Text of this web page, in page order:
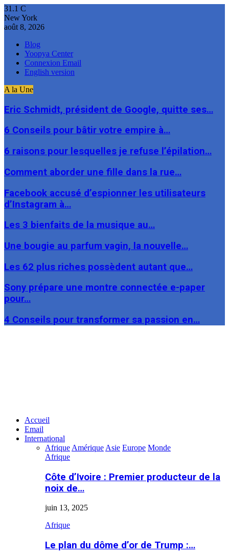
31.1 C
New York
août 8, 2026
Blog
Yoopya Center
Connexion Email
English version
A la Une
Eric Schmidt, président de Google, quitte ses…
6 Conseils pour bâtir votre empire à…
6 raisons pour lesquelles je refuse l’épilation…
Comment aborder une fille dans la rue…
Facebook accusé d’espionner les utilisateurs
d’Instagram à…
Les 3 bienfaits de la musique au…
Une bougie au parfum vagin, la nouvelle…
Les 62 plus riches possèdent autant que…
Sony prépare une montre connectée e-paper
pour…
4 Conseils pour transformer sa passion en…
Accueil
Email
International
Afrique Amérique Asie Europe Monde
Afrique
Côte d’Ivoire : Premier producteur de la
noix de…
juin 13, 2025
Afrique
Le plan du dôme d’or de Trump :…